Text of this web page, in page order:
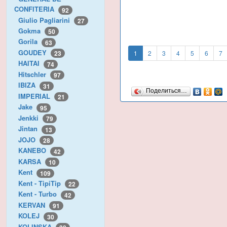
CONFITERIA
92
Giulio Pagliarini 27
Gokma 50
Gorila 63
GOUDEY 23
HAITAI 74
Hitschler 97
IBIZA 31
IMPERIAL 21
Jake 95
Jenkki 79
Jintan 13
JOJO 28
KANEBO 42
KARSA 10
Kent 109
Kent - TipiTip 22
Kent - Turbo 42
KERVAN 91
KOLEJ 30
1 2 3 4 5 6 7
Поделиться…